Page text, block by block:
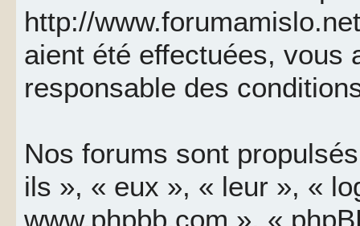
http://
aient été effectuées, vous
responsable des
Nos forums sont
ils », « eux », « leur », «
www.phpbb.com », «